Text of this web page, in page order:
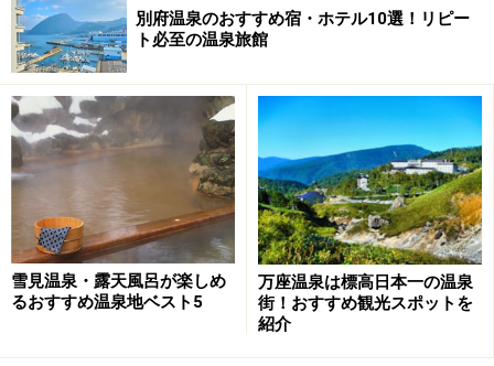
唐破風の玄関は堂々としている
別府温泉のおすすめ宿・ホテル10選！リピー
ト必至の温泉旅館
雪見温泉・露天風呂が楽しめ
るおすすめ温泉地ベスト5
万座温泉は標高日本一の温泉
街！おすすめ観光スポットを
紹介